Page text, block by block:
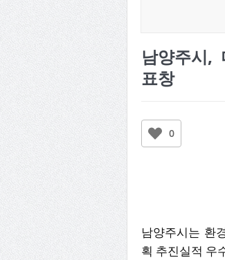
남양주시,
표창
0
남양주시는 환
획 추진실적 우